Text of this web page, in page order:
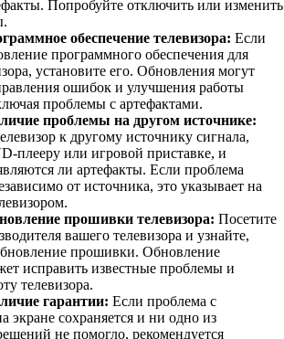
Попробуйте отключить или изменить
обеспечение телевизора: Если
программного обеспечения для
установите его. Обновления могут
ошибок и улучшения работы
проблемы с артефактами.
проблемы на другом источнике:
к другому источнику сигнала,
плееру или игровой приставке, и
ли артефакты. Если проблема
от источника, это указывает на
прошивки телевизора: Посетите
вашего телевизора и узнайте,
прошивки. Обновление
исправить известные проблемы и
телевизора.
гарантии: Если проблема с
экране сохраняется и ни одно из
не помогло, рекомендуется